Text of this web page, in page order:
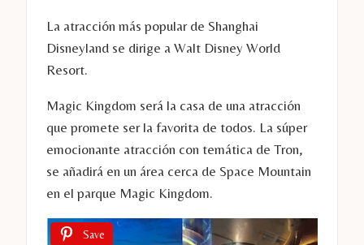
La atracción más popular de Shanghai
Disneyland se dirige a Walt Disney World
Resort.
Magic Kingdom será la casa de una atracción
que promete ser la favorita de todos. La súper
emocionante atracción con temática de Tron,
se añadirá en un área cerca de Space Mountain
en el parque Magic Kingdom.
Save